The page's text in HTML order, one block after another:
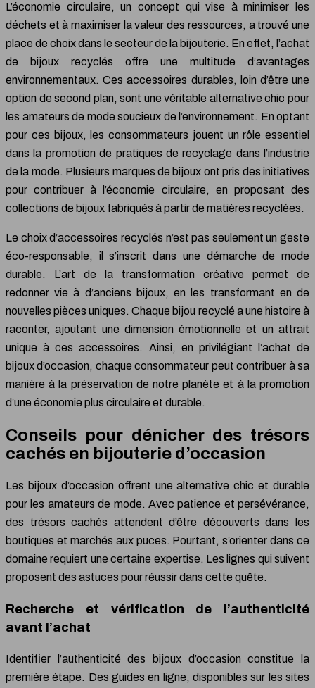
L’économie circulaire, un concept qui vise à minimiser les
déchets et à maximiser la valeur des ressources, a trouvé une
place de choix dans le secteur de la bijouterie. En effet, l’achat
de bijoux recyclés offre une multitude d’avantages
environnementaux. Ces accessoires durables, loin d’être une
option de second plan, sont une véritable alternative chic pour
les amateurs de mode soucieux de l’environnement. En optant
pour ces bijoux, les consommateurs jouent un rôle essentiel
dans la promotion de pratiques de recyclage dans l’industrie
de la mode. Plusieurs marques de bijoux ont pris des initiatives
pour contribuer à l’économie circulaire, en proposant des
collections de bijoux fabriqués à partir de matières recyclées.
Le choix d’accessoires recyclés n’est pas seulement un geste
éco-responsable, il s’inscrit dans une démarche de mode
durable. L’art de la transformation créative permet de
redonner vie à d’anciens bijoux, en les transformant en de
nouvelles pièces uniques. Chaque bijou recyclé a une histoire à
raconter, ajoutant une dimension émotionnelle et un attrait
unique à ces accessoires. Ainsi, en privilégiant l’achat de
bijoux d’occasion, chaque consommateur peut contribuer à sa
manière à la préservation de notre planète et à la promotion
d’une économie plus circulaire et durable.
Conseils pour dénicher des trésors
cachés en bijouterie d’occasion
Les bijoux d’occasion offrent une alternative chic et durable
pour les amateurs de mode. Avec patience et persévérance,
des trésors cachés attendent d’être découverts dans les
boutiques et marchés aux puces. Pourtant, s’orienter dans ce
domaine requiert une certaine expertise. Les lignes qui suivent
proposent des astuces pour réussir dans cette quête.
Recherche et vérification de l’authenticité
avant l’achat
Identifier l’authenticité des bijoux d’occasion constitue la
première étape. Des guides en ligne, disponibles sur les sites